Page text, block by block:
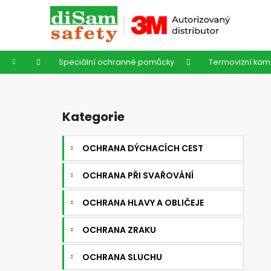
Domů Speciální ochranné pomůcky Termovizní
Přeskočit
kategorie
Kategorie
OCHRANA DÝCHACÍCH CEST
OCHRANA PŘI SVAŘOVÁNÍ
OCHRANA HLAVY A OBLIČEJE
OCHRANA ZRAKU
OCHRANA SLUCHU
í
k
Zpět
do
obchodu
Zpět
do
obchodu